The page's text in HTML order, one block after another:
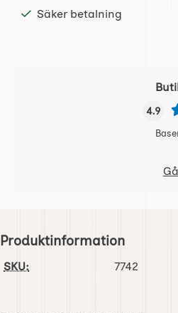
Säker betalning
4.9
Produktinformation
SKU: 7742